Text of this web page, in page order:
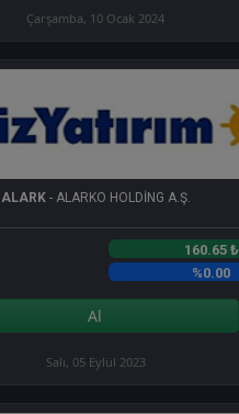
Çarşamba, 10 Ocak 2024
ALARK- ALARKO HOLDİNG A.Ş.
160.65 ₺
%0.00
Al
Salı, 05 Eylül 2023